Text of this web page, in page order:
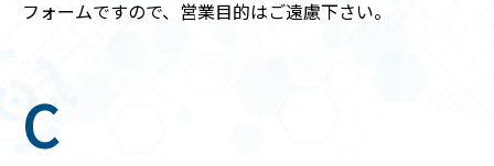
フォームですので、営業目的はご遠慮下さい。
C